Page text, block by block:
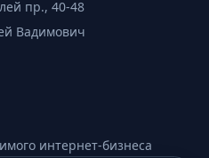
пр., 40-48
Вадимович
интернет-бизнеса